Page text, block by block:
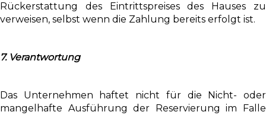
Rückerstattung des Eintrittspreises des Hauses zu
verweisen, selbst wenn die Zahlung bereits erfolgt ist.
7. Verantwortung
Das Unternehmen haftet nicht für die Nicht- oder
mangelhafte Ausführung der Reservierung im Falle